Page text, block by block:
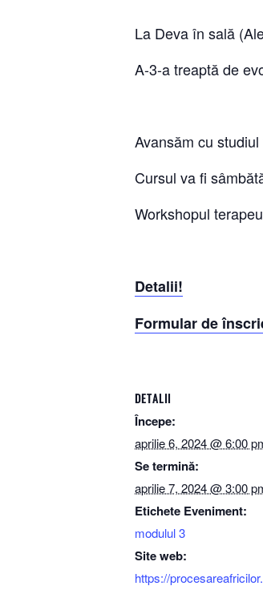
La Deva în sală
A-3-a treaptă de
Avansăm cu
Cursul va fi
Workshopul
Detalii!
Formular de
DETALII
Începe:
aprilie 6, 2024 @ 6:00
Se termină:
aprilie 7, 2024 @ 3:00
Etichete Eveniment:
modulul 3
Site web:
https://